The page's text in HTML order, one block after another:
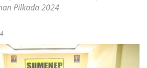
Pilkada 2024